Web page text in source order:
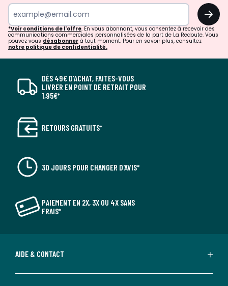
OK
*Voir conditions de l'offre. En vous abonnant, vous consentez à recevoir des
communications commerciales personnalisées de la part de La Redoute. Vous
pouvez vous désabonner à tout moment. Pour en savoir plus, consultez
notre politique de confidentialité.
DÈS 49€ D’ACHAT, FAITES-VOUS
LIVRER EN POINT DE RETRAIT POUR
1,95€*
RETOURS GRATUITS*
30 JOURS POUR CHANGER D'AVIS*
PAIEMENT EN 2X, 3X OU 4X SANS
FRAIS*
AIDE & CONTACT